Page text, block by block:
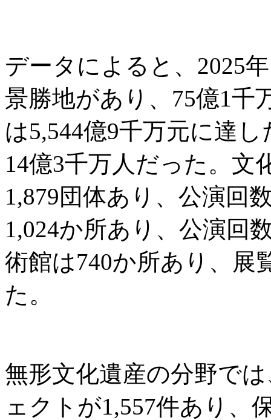
データによると、2025
景勝地があり、75億1千
は5,544億9千万元に達
14億3千万人だった。文
1,879団体あり、公演回
1,024か所あり、公演回
術館は740か所あり、展
た。
無形文化遺産の分野で
ェクトが1,557件あり、